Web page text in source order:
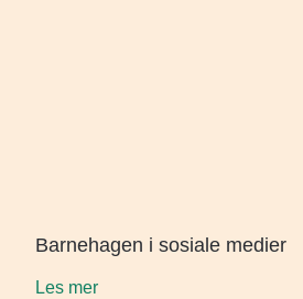
Barnehagen i sosiale medier
Les mer